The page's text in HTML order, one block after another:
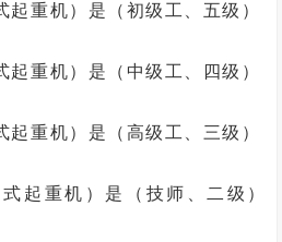
起重机）是（初级工、五级）
起重机）是（中级工、四级）
重机）是（高级工、三级）
起重机）是（技师、二级）